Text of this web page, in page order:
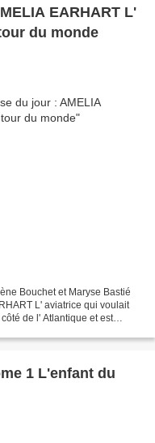
EARHART L'
du monde
Bouchet et Maryse Bastié
L' aviatrice qui voulait
de l' Atlantique et est